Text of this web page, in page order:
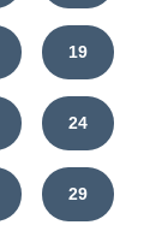
19
24
29